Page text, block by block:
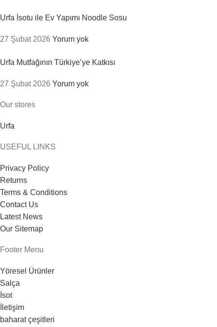
Urfa İsotu ile Ev Yapımı Noodle Sosu
27 Şubat 2026 Yorum yok
Urfa Mutfağının Türkiye’ye Katkısı
27 Şubat 2026 Yorum yok
Our stores
Urfa
USEFUL LINKS
Privacy Policy
Returns
Terms & Conditions
Contact Us
Latest News
Our Sitemap
Footer Menu
Yöresel Ürünler
Salça
İsot
İletişim
baharat çeşitleri